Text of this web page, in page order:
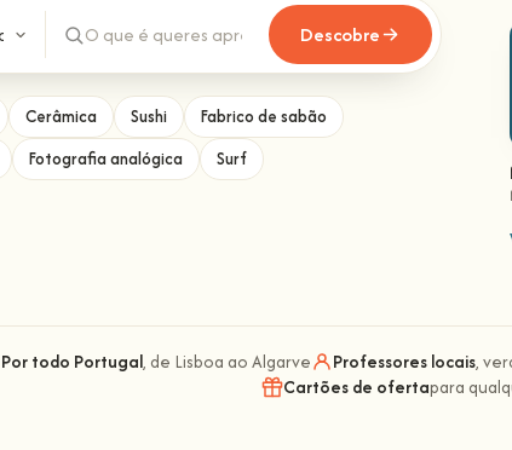
Descobre
Cerâmica Sushi
Fabrico de sabão
Fotografia analógica Surf
Por todo Portugal, de Lisboa ao Algarve Professores locais,
Cartões de ofertapara